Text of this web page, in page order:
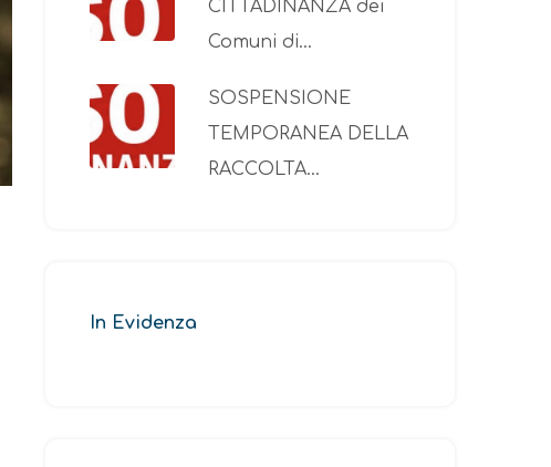
CITTADINANZA dei
Comuni di…
SOSPENSIONE
TEMPORANEA DELLA
RACCOLTA…
In Evidenza